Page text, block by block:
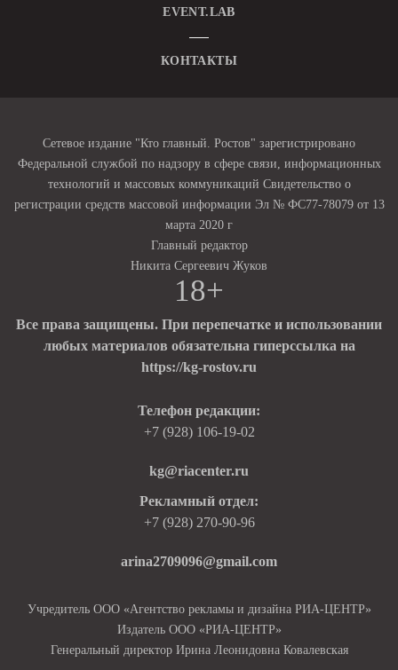
EVENT.LAB
КОНТАКТЫ
Сетевое издание "Кто главный. Ростов" зарегистрировано
Федеральной службой по надзору в сфере связи, информационных
технологий и массовых коммуникаций Свидетельство о
регистрации средств массовой информации Эл № ФС77-78079 от 13
марта 2020 г
Главный редактор
Никита Сергеевич Жуков
18+
Все права защищены. При перепечатке и использовании
любых материалов обязательна гиперссылка на
https://kg-rostov.ru
Телефон редакции:
+7 (928) 106-19-02
kg@riacenter.ru
Рекламный отдел:
+7 (928) 270-90-96
arina2709096@gmail.com
Учредитель ООО «Агентство рекламы и дизайна РИА-ЦЕНТР»
Издатель ООО «РИА-ЦЕНТР»
Генеральный директор Ирина Леонидовна Ковалевская